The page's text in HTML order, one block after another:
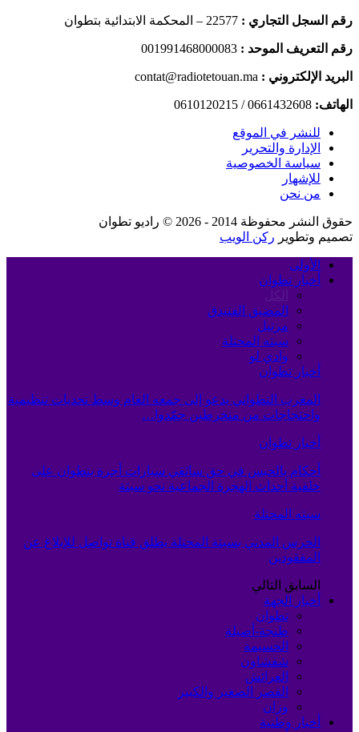
رقم السجل التجاري : 22577 – المحكمة الابتدائية بتطوان
رقم التعريف الموحد : 001991468000083
البريد الإلكتروني : contat@radiotetouan.ma
الهاتف: 0661432608 / 0610120215
للنشر في الموقع
الإدارة والتحرير
سياسة الخصوصية
للإشهار
من نحن
حقوق النشر محفوظة 2014 - 2026 © راديو تطوان
تصميم وتطوير ركن الويب
الأولى
أخبار تطوان
الكل
المضيق الفنيدق
مرتيل
سبته المحتلة
وادي لو
أخبار تطوان
المغرب التطواني يدعو إلى جمعه العام وسط تحديات تنظيمية
واحتجاجات من منخرطين جمّدوا…
أخبار تطوان
أحكام بالحبس في حق سائقي سيارات أجرة بتطوان على
خلفية أحداث الهجرة الجماعية نحو سبتة
سبته المحتلة
الحرس المدني بسبتة المحتلة يطلق قناة تواصل للإبلاغ عن
المفقودين
السابق التالي
أخبار الجهة
تطوان
طنجة-أصيلة
الحسيمة
شفشاون
العرائش
القصر الصغير والكبير
وزان
أخبار وطنية